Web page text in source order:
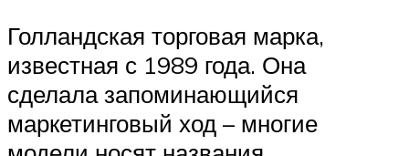
Голландская торговая марка,
известная с 1989 года. Она
сделала запоминающийся
маркетинговый ход – многие